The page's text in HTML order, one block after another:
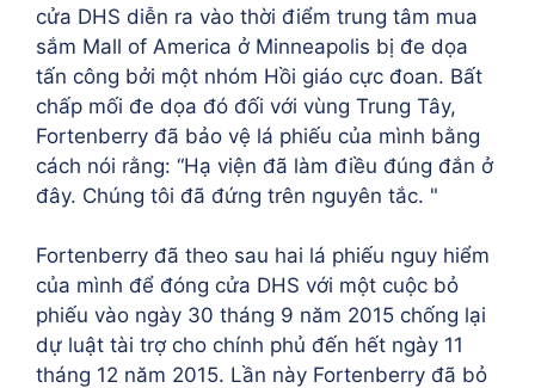
cửa DHS diễn ra vào thời điểm trung tâm mua
sắm Mall of America ở Minneapolis bị đe dọa
tấn công bởi một nhóm Hồi giáo cực đoan. Bất
chấp mối đe dọa đó đối với vùng Trung Tây,
Fortenberry đã bảo vệ lá phiếu của mình bằng
cách nói rằng: “Hạ viện đã làm điều đúng đắn ở
đây. Chúng tôi đã đứng trên nguyên tắc. "
Fortenberry đã theo sau hai lá phiếu nguy hiểm
của mình để đóng cửa DHS với một cuộc bỏ
phiếu vào ngày 30 tháng 9 năm 2015 chống lại
dự luật tài trợ cho chính phủ đến hết ngày 11
tháng 12 năm 2015. Lần này Fortenberry đã bỏ